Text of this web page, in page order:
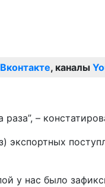
Вконтакте, каналы
–
экспортных
у нас было